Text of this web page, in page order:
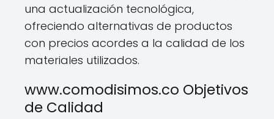
una actualización tecnológica,
ofreciendo alternativas de productos
con precios acordes a la calidad de los
materiales utilizados.
www.comodisimos.co Objetivos
de Calidad